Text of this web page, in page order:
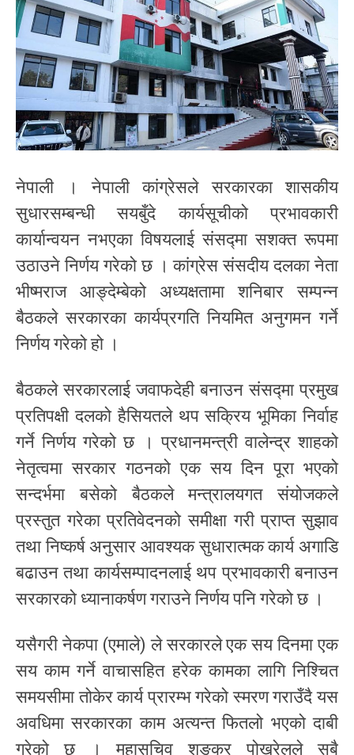
नेपाली । नेपाली कांग्रेसले सरकारका शासकीय
सुधारसम्बन्धी सयबुँदे कार्यसूचीको प्रभावकारी
कार्यान्वयन नभएका विषयलाई संसद्मा सशक्त रूपमा
उठाउने निर्णय गरेको छ । कांग्रेस संसदीय दलका नेता
भीष्मराज आङ्देम्बेको अध्यक्षतामा शनिबार सम्पन्न
बैठकले सरकारका कार्यप्रगति नियमित अनुगमन गर्ने
निर्णय गरेको हो ।
बैठकले सरकारलाई जवाफदेही बनाउन संसद्मा प्रमुख
प्रतिपक्षी दलको हैसियतले थप सक्रिय भूमिका निर्वाह
गर्ने निर्णय गरेको छ । प्रधानमन्त्री वालेन्द्र शाहको
नेतृत्वमा सरकार गठनको एक सय दिन पूरा भएको
सन्दर्भमा बसेको बैठकले मन्त्रालयगत संयोजकले
प्रस्तुत गरेका प्रतिवेदनको समीक्षा गरी प्राप्त सुझाव
तथा निष्कर्ष अनुसार आवश्यक सुधारात्मक कार्य अगाडि
बढाउन तथा कार्यसम्पादनलाई थप प्रभावकारी बनाउन
सरकारको ध्यानाकर्षण गराउने निर्णय पनि गरेको छ ।
यसैगरी नेकपा (एमाले) ले सरकारले एक सय दिनमा एक
सय काम गर्ने वाचासहित हरेक कामका लागि निश्चित
समयसीमा तोकेर कार्य प्रारम्भ गरेको स्मरण गराउँदै यस
अवधिमा सरकारका काम अत्यन्त फितलो भएको दाबी
गरेको छ । महासचिव शङ्कर पोखरेलले सबै